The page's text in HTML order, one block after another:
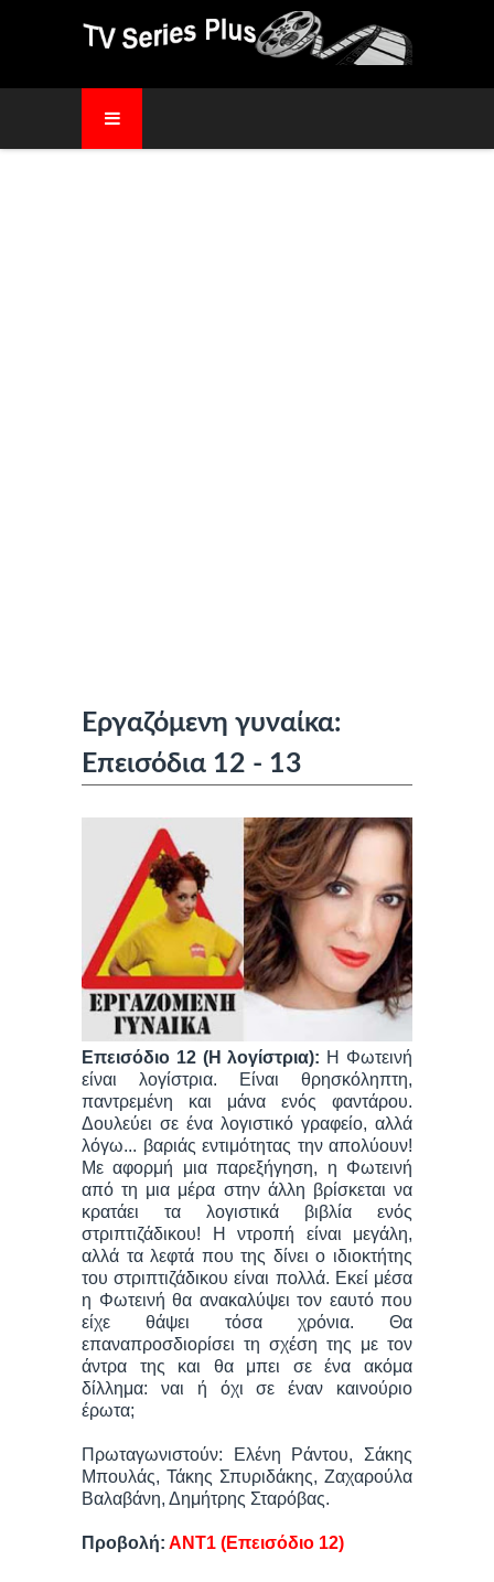
Εργαζόμενη γυναίκα:
Επεισόδια 12 - 13
Επεισόδιο 12 (Η λογίστρια): Η Φωτεινή
είναι λογίστρια. Είναι θρησκόληπτη,
παντρεμένη και μάνα ενός φαντάρου.
Δουλεύει σε ένα λογιστικό γραφείο, αλλά
λόγω... βαριάς εντιμότητας την απολύουν!
Με αφορμή μια παρεξήγηση, η Φωτεινή
από τη μια μέρα στην άλλη βρίσκεται να
κρατάει τα λογιστικά βιβλία ενός
στριπτιζάδικου! Η ντροπή είναι μεγάλη,
αλλά τα λεφτά που της δίνει ο ιδιοκτήτης
του στριπτιζάδικου είναι πολλά. Εκεί μέσα
η Φωτεινή θα ανακαλύψει τον εαυτό που
είχε θάψει τόσα χρόνια. Θα
επαναπροσδιορίσει τη σχέση της με τον
άντρα της και θα μπει σε ένα ακόμα
δίλλημα: ναι ή όχι σε έναν καινούριο
έρωτα;
Πρωταγωνιστούν: Ελένη Ράντου, Σάκης
Μπουλάς, Τάκης Σπυριδάκης, Ζαχαρούλα
Βαλαβάνη, Δημήτρης Σταρόβας.
Προβολή: ΑΝΤ1 (Επεισόδιο 12)